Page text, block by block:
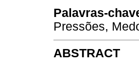
Palavras-
Pressões,
ABSTRACT